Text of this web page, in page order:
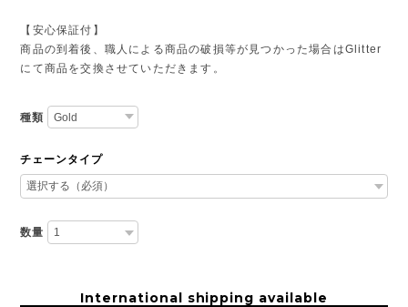
【安心保証付】
商品の到着後、職人による商品の破損等が見つかった場合はGlitter
にて商品を交換させていただきます。
種類
チェーンタイプ
数量
International shipping available